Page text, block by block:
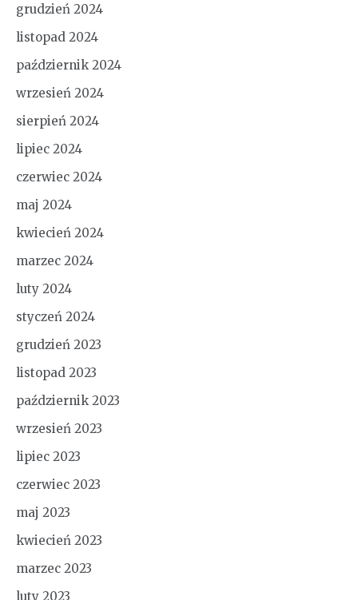
grudzień 2024
listopad 2024
październik 2024
wrzesień 2024
sierpień 2024
lipiec 2024
czerwiec 2024
maj 2024
kwiecień 2024
marzec 2024
luty 2024
styczeń 2024
grudzień 2023
listopad 2023
październik 2023
wrzesień 2023
lipiec 2023
czerwiec 2023
maj 2023
kwiecień 2023
marzec 2023
luty 2023